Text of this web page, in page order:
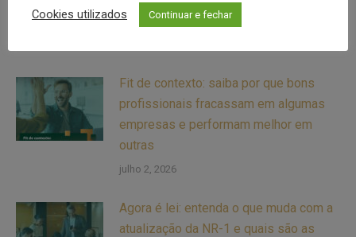
pode ser um risco para a sua empresa
Fit de contexto: saiba por que bons
profissionais fracassam em algumas
empresas e performam melhor em
outras
julho 2, 2026
Agora é lei: entenda o que muda com a
atualização da NR-1 e quais são as
Cookies utilizados Continuar e fechar